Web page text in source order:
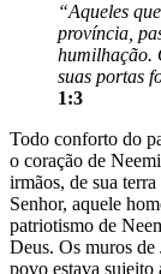
“Aqueles
província,
humilhação.
suas portas
1:3
Todo conforto do
o coração de
irmãos, de sua
Senhor, aquele
patriotismo de
Deus. Os muros de
povo estava sujeito